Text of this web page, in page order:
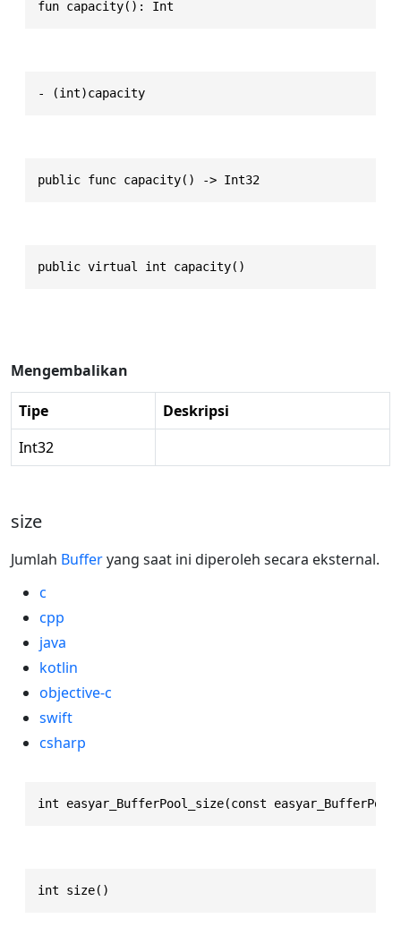
fun capacity(): Int
- (int)capacity
public func capacity() -> Int32
public virtual int capacity()
Mengembalikan
Tipe
Deskripsi
Int32
size
Jumlah Bufferyang saat ini diperoleh secara eksternal.
c
cpp
java
kotlin
objective-c
swift
csharp
int easyar_BufferPool_size(const
int size()